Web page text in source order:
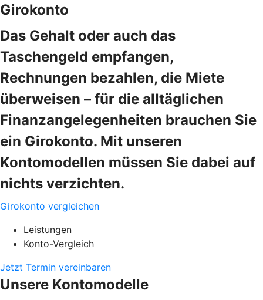
Girokonto
Das Gehalt oder auch das
Taschengeld empfangen,
Rechnungen bezahlen, die Miete
überweisen – für die alltäglichen
Finanzangelegenheiten brauchen Sie
ein Girokonto. Mit unseren
Kontomodellen müssen Sie dabei auf
nichts verzichten.
Girokonto vergleichen
Leistungen
Konto-Vergleich
Jetzt Termin vereinbaren
Unsere Kontomodelle